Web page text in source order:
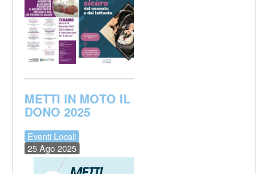
METTI IN MOTO IL
DONO 2025
Eventi Locali
25 Ago 2025